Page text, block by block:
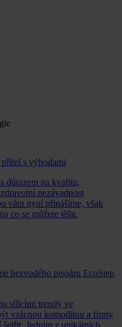
s výhodami
důrazem na kvalitu,
nezávadnost
vám nyní přinášíme, však
co se můžete těšit.
bezvodého pisoáru EcoStep
sílícími trendy ve
vzácnou komoditou a firmy
Jedním z unikátních